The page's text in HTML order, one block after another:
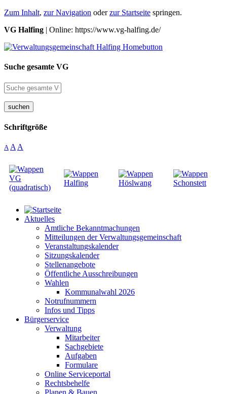
Zum Inhalt, zur Navigation oderzur Startseite springen.
VG Halfing | Online: https://www.vg-halfing.de/
Suche gesamte VG
suchen
Schriftgröße
A A A
Aktuelles
Amtliche Bekanntmachungen
Mitteilungen der Verwaltungsgemeinschaft
Veranstaltungskalender
Sitzungskalender
Stellenangebote
Öffentliche Ausschreibungen
Wahlen
Kommunalwahl 2026
Notrufnummern
Infos und Tipps
Bürgerservice
Verwaltung
Mitarbeiter
Sachgebiete
Aufgaben
Formulare
Online Serviceportal
Rechtsbehelfe
Planen & Bauen